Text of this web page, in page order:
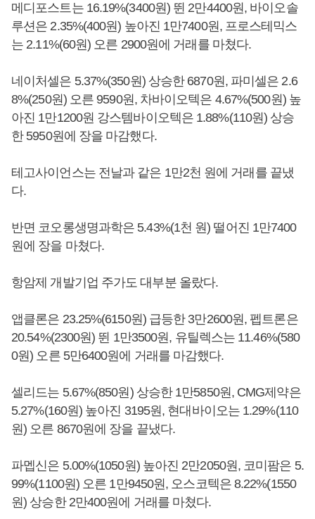
메디포스트는 16.19%(3400원) 뛴 2만4400원, 바이오솔
루션은 2.35%(400원) 높아진 1만7400원, 프로스테믹스
는 2.11%(60원) 오른 2900원에 거래를 마쳤다.
네이처셀은 5.37%(350원) 상승한 6870원, 파미셀은 2.6
8%(250원) 오른 9590원, 차바이오텍은 4.67%(500원) 높
아진 1만1200원 강스템바이오텍은 1.88%(110원) 상승
한 5950원에 장을 마감했다.
테고사이언스는 전날과 같은 1만2천 원에 거래를 끝냈
다.
반면 코오롱생명과학은 5.43%(1천 원) 떨어진 1만7400
원에 장을 마쳤다.
항암제 개발기업 주가도 대부분 올랐다.
앱클론은 23.25%(6150원) 급등한 3만2600원, 펩트론은
20.54%(2300원) 뛴 1만3500원, 유틸렉스는 11.46%(580
0원) 오른 5만6400원에 거래를 마감했다.
셀리드는 5.67%(850원) 상승한 1만5850원, CMG제약은
5.27%(160원) 높아진 3195원, 현대바이오는 1.29%(110
원) 오른 8670원에 장을 끝냈다.
파멥신은 5.00%(1050원) 높아진 2만2050원, 코미팜은 5.
99%(1100원) 오른 1만9450원, 오스코텍은 8.22%(1550
원) 상승한 2만400원에 거래를 마쳤다.